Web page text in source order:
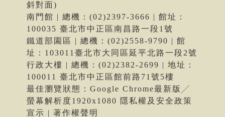
斜對面)
南門館 | 總機：(02)2397-3666 | 館址：
100035 臺北市中正區南昌路一段1號
鐵道部園區 | 總機：(02)2558-9790 | 館
址：103011臺北市大同區延平北路一段2號
行政大樓 | 總機：(02)2382-2699 | 地址：
100011 臺北市中正區館前路71號5樓
最佳瀏覽狀態：Google Chrome最新版╱
螢幕解析度1920x1080 隱私權及安全政策
宣示 | 著作權聲明